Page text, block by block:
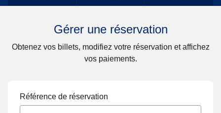
Gérer une réservation
Obtenez vos billets, modifiez votre réservation et affichez
vos paiements.
Référence de réservation